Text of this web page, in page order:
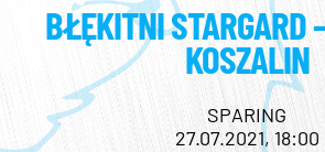
BŁĘKITNI STARGARD
KOSZALIN
SPARING
27.07.2021, 18:00